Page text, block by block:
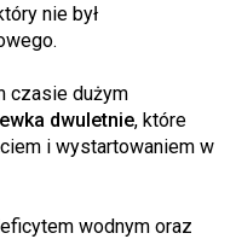
nie był
czasie dużym
dwuletnie, które
i wystartowaniem w
wodnym oraz